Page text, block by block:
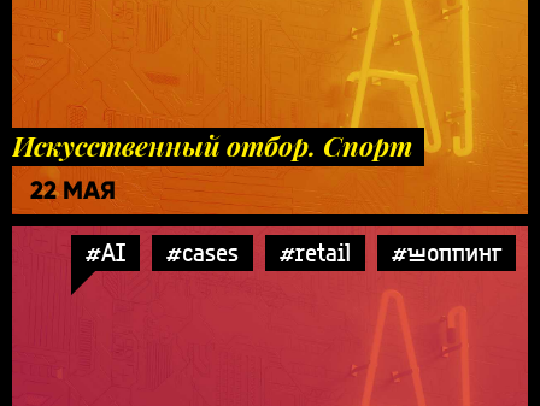
Искусственный отбор. Спорт
22 МАЯ
#AI #cases #retail #шоппинг